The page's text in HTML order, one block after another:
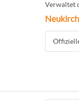
Verwaltet